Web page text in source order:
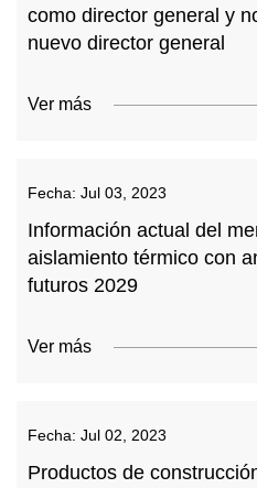
como director general y
nuevo director general
Ver más
Fecha: Jul 03, 2023
Información actual del
aislamiento térmico con
futuros 2029
Ver más
Fecha: Jul 02, 2023
Productos de